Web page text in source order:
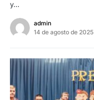
y…
admin
14 de agosto de 2025